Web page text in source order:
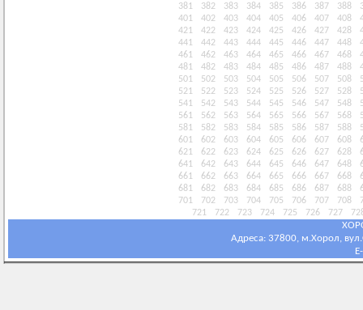
381
382 383 384 385 386 387 388
401
402 403 404 405 406 407 408
421
422 423 424 425 426 427 428
441
442 443 444 445 446 447 448
461
462 463 464 465 466 467 468
481
482 483 484 485 486 487 488
501
502 503 504 505 506 507 508
521
522 523 524 525 526 527 528
541
542 543 544 545 546 547 548
561
562 563 564 565 566 567 568
581
582 583 584 585 586 587 588
601
602 603 604 605 606 607 608
621
622 623 624 625 626 627 628
641
642 643 644 645 646 647 648
661
662 663 664 665 666 667 668
681
682 683 684 685 686 687 688
701
702 703 704 705 706 707 708
721
722 723 724 725 726 727
Адреса: 37800, м.Хорол,